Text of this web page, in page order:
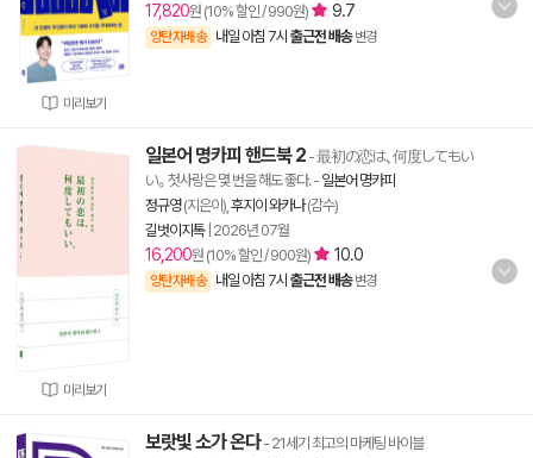
미리보기
17,820원 (10% 할인 / 990원) 9.7
양탄자배송 내일 아침 7시 출근전 배송 변경
미리보기
일본어 명카피 핸드북 2 - 最初の恋は､何度してもい
い｡ 첫사랑은 몇 번을 해도 좋다.- 일본어 명카피
정규영(지은이), 후지이 와카나(감수)
길벗이지톡| 2026년 07월
16,200원 (10% 할인 / 900원) 10.0
양탄자배송 내일 아침 7시 출근전 배송 변경
보랏빛 소가 온다- 21세기 최고의 마케팅 바이블